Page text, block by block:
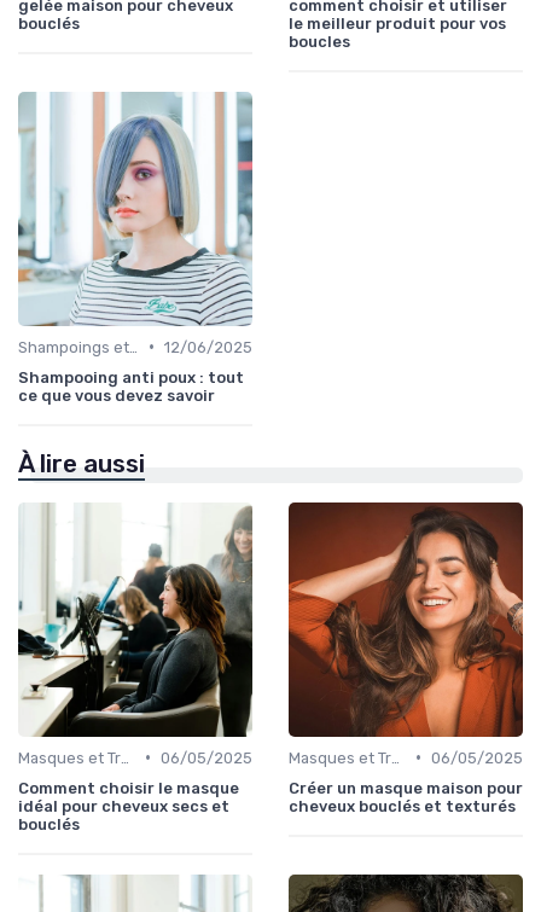
gelée maison pour cheveux
bouclés
comment choisir et utiliser
le meilleur produit pour vos
boucles
• 12/06/2025
Shampooing anti poux : tout
ce que vous devez savoir
À lire aussi
• 06/05/2025
Comment choisir le masque
idéal pour cheveux secs et
bouclés
• 06/05/2025
Créer un masque maison pour
cheveux bouclés et texturés